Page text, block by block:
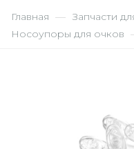
Главная — Запчасти
Носоупоры для очков